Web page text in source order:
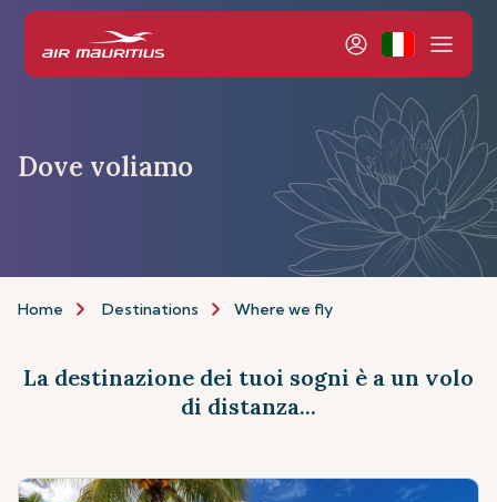
Dove voliamo
Home Destinations Where we fly
La destinazione dei tuoi sogni è a un volo
di distanza...